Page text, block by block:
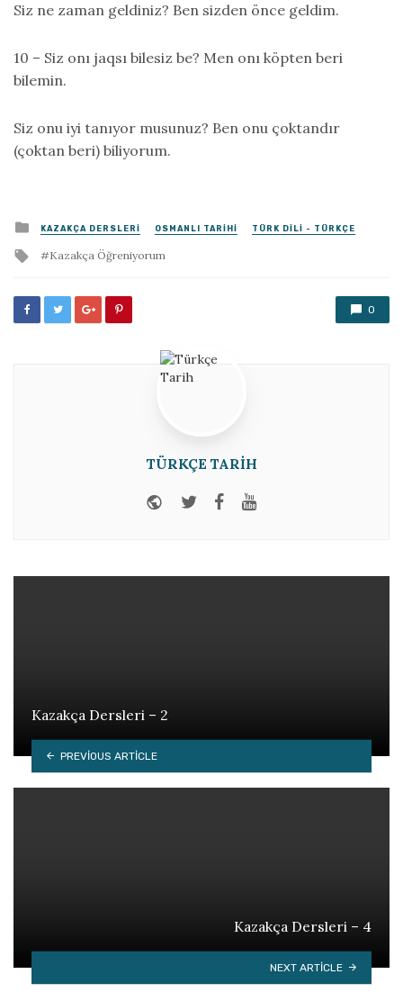
Siz ne zaman geldiniz? Ben sizden önce geldim.
10 – Siz onı jaqsı bilesiz be? Men onı köpten beri
bilemin.
Siz onu iyi tanıyor musunuz? Ben onu çoktandır
(çoktan beri) biliyorum.
Posted
in
KAZAKÇA DERSLERI OSMANLI TARIHI TÜRK DILI - TÜRKÇE
Tagged
Kazakça Öğreniyorum
0
TÜRKÇE TARIH
Website
TwitterFacebook
Kazakça Dersleri – 2
PREVIOUS ARTICLE
Kazakça Dersleri – 4
NEXT ARTICLE